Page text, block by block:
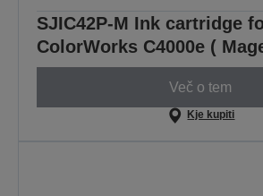
SJIC42P-M Ink cartridge
ColorWorks C4000e (
Več o tem
Kje kupiti